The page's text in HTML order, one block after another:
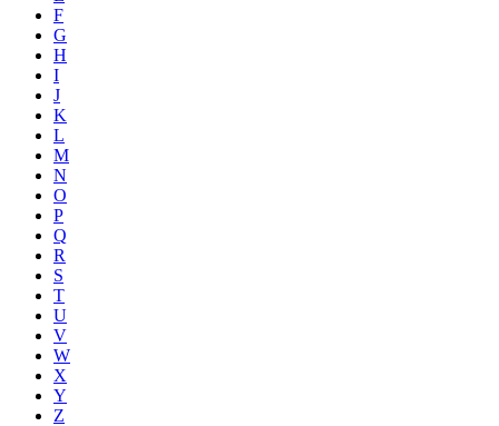
F
G
H
I
J
K
L
M
N
O
P
Q
R
S
T
U
V
W
X
Y
Z